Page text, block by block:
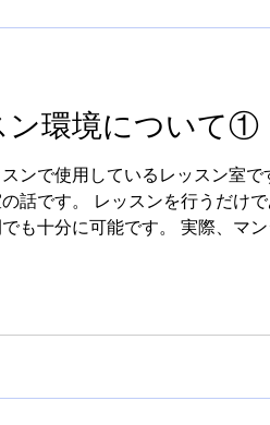
ン環境について①
ンで使用しているレッスン室で
話です。 レッスンを行うだけ
も十分に可能です。 実際、マ
少し気になる点がありました
るものです。 アコースティック